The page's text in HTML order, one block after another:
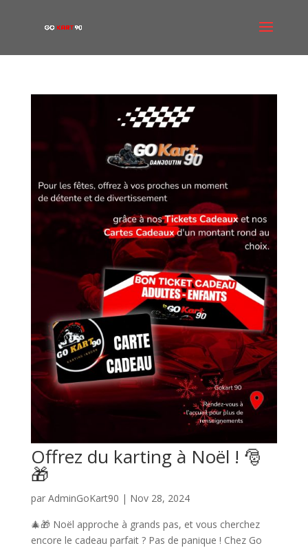
Offrez du karting à Noël ! 🎅
🎁
par AdminGoKart90 | Nov 28, 2024
🎄🎁 Noël approche à grands pas, et vous cherchez
encore le cadeau parfait ? Pas de panique ! Chez Go